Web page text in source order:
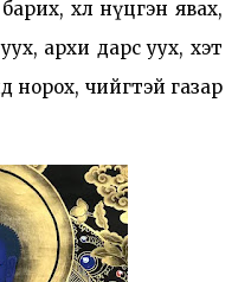
хөл нүцгэн явах,
архи дарс уух, хэт
норох, чийгтэй газар